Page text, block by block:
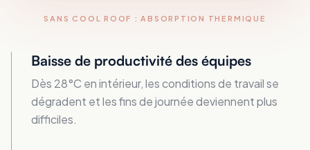
SANS COOL ROOF : ABSORPTION THERMIQUE
Baisse de productivité des équipes
Dès 28°C en intérieur, les conditions de travail se
dégradent et les fins de journée deviennent plus
difficiles.